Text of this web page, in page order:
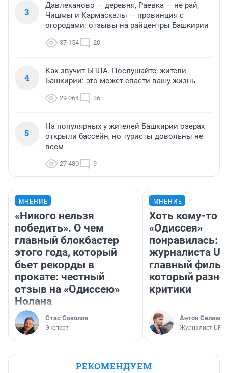
3
Давлеканово — деревня, Раевка — не рай,
Чишмы и Кармаскалы — провинция с
огородами: отзывы на райцентры Башкирии
37 154 20
4
Как звучит БПЛА. Послушайте, жители
Башкирии: это может спасти вашу жизнь
29 064 36
5
На популярных у жителей Башкирии озерах
открыли бассейн, но туристы довольны не
всем
27 480 9
МНЕНИЕ
«Никого нельзя
победить». О чем
главный блокбастер
этого года, который
бьет рекорды в
прокате: честный
отзыв на «Одиссею»
Нолана
Стас Соколов
Эксперт
МНЕНИЕ
Хоть кому-то
«Одиссея»
понравилась:
журналиста
главный
который
критики
Антон
Журналист
РЕКОМЕНДУЕМ